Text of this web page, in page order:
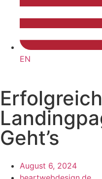
EN
Geht’s
August 6, 2024